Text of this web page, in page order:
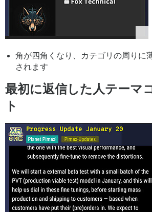
角が四角くなり、カテゴリの周りに
されます
最初に返信した人テーマ
ト